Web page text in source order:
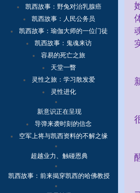
凯西故事：野兔对治乳腺癌
凯西故事：人民公务员
凯西故事：瑜伽大师的一位门徒
凯西故事：鬼魂来访
容易的死亡之旅
天堂一瞥
灵性之旅：学习散发爱
灵性进化
新意识正在呈现
导弹来袭时刻的信念
空军上将与凯西资料的不解之缘
超越业力、触碰恩典
凯西故事： 前来揭穿凯西的哈佛教授